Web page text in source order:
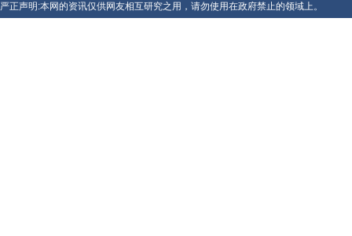
严正声明:本网的资讯仅供网友相互研究之用，请勿使用在政府禁止的领域上。